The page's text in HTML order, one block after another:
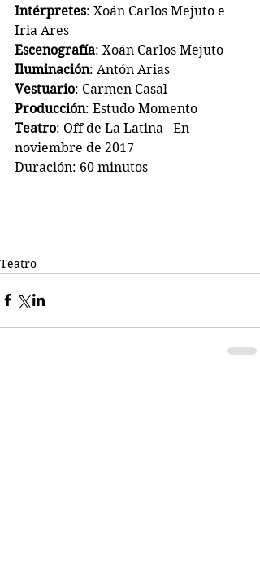
Intérpretes: Xoán Carlos Mejuto e
Iria Ares
Escenografía: Xoán Carlos Mejuto
Iluminación: Antón Arias
Vestuario: Carmen Casal
Producción: Estudo Momento
Teatro: Off de La Latina   En
noviembre de 2017
Duración: 60 minutos
Teatro